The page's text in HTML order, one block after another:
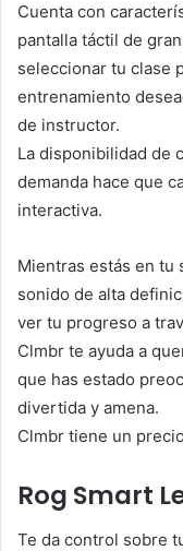
Cuenta con
pantalla táctil de
seleccionar tu clase
entrenamiento
de instructor.
La disponibilidad de
demanda hace que
interactiva.
Mientras estás en tu
sonido de alta
ver tu progreso a
Clmbr te ayuda a
que has estado
divertida y amena.
Clmbr tiene un
Rog Smart
Te da control sobre